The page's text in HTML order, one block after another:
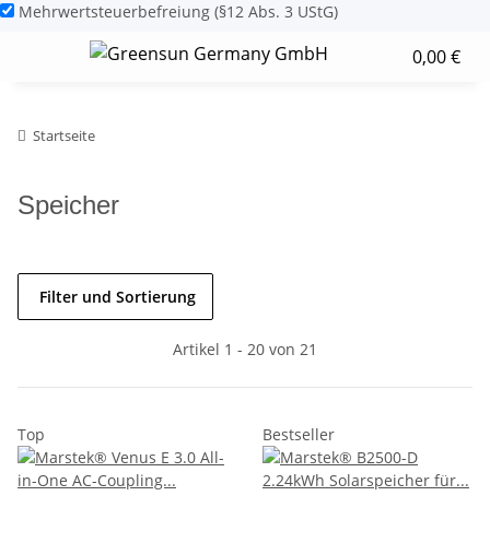
Mehrwertsteuerbefreiung (§12 Abs. 3 UStG)
0,00 €
Startseite
Speicher
Filter und Sortierung
Artikel 1 - 20 von 21
Top Bestseller